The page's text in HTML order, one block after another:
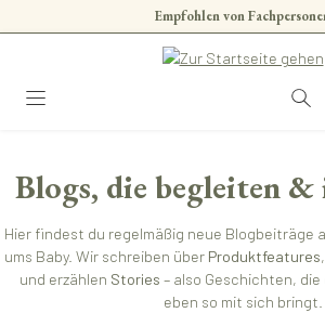
Zum Hauptinhalt springenEmpfohlen von
Blogs, die begleiten
Hier findest du regelmäßig neue Blogbeiträge
ums Baby. Wir schreiben über Produktfeatures
und erzählen Stories – also Geschichten,
eben so mit sich bringt.